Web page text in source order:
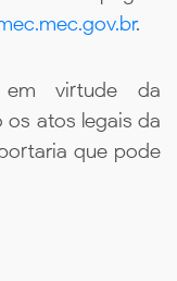
.
em virtude da
os atos legais da
que pode